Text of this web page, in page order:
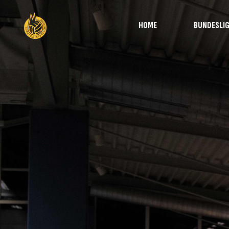
HOME
Übersicht
Spielplan und Tabelle